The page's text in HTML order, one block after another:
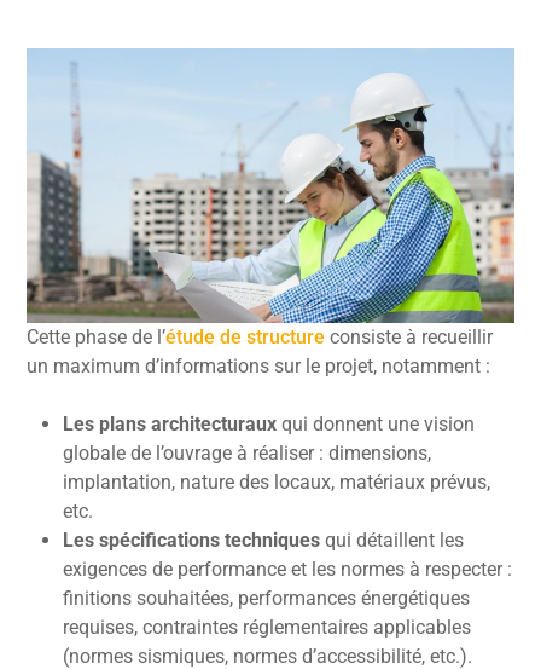
Cette phase de l’étude de structure consiste à recueillir
un maximum d’informations sur le projet, notamment :
Les plans architecturaux qui donnent une vision
globale de l’ouvrage à réaliser : dimensions,
implantation, nature des locaux, matériaux prévus,
etc.
Les spécifications techniques qui détaillent les
exigences de performance et les normes à respecter :
finitions souhaitées, performances énergétiques
requises, contraintes réglementaires applicables
(normes sismiques, normes d’accessibilité, etc.).